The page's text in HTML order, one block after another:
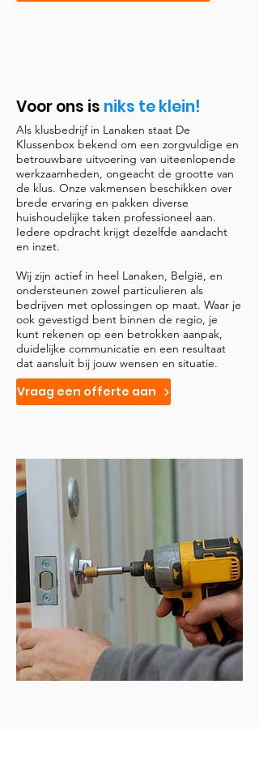
Voor ons is niks te klein!
Als klusbedrijf in Lanaken staat De
Klussenbox bekend om een zorgvuldige en
betrouwbare uitvoering van uiteenlopende
werkzaamheden, ongeacht de grootte van
de klus. Onze vakmensen beschikken over
brede ervaring en pakken diverse
huishoudelijke taken professioneel aan.
Iedere opdracht krijgt dezelfde aandacht
en inzet.
Wij zijn actief in heel Lanaken, België, en
ondersteunen zowel particulieren als
bedrijven met oplossingen op maat. Waar je
ook gevestigd bent binnen de regio, je
kunt rekenen op een betrokken aanpak,
duidelijke communicatie en een resultaat
dat aansluit bij jouw wensen en situatie.
Vraag een offerte aan